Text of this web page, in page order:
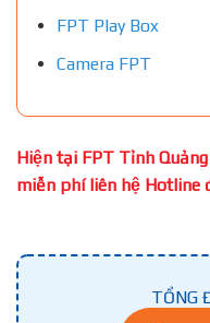
FPT Play Box
Camera FPT
Hiện tại FPT Tỉnh
miễn phí liên hệ Hotline
TỔNG